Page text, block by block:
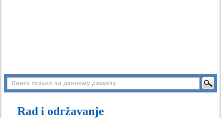
Rad i održavanje